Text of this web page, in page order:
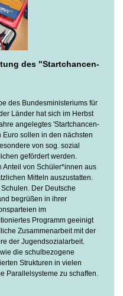
des "Startchancen-
des Bundesministeriums für
Länder hat sich im Herbst
angelegtes 'Startchancen-
Euro sollen in den nächsten
von sog. sozial
gefördert werden.
Anteil von Schüler*innen aus
Mitteln auszustatten.
Der Deutsche
begrüßen in ihrer
im
Programm geeinigt
Zusammenarbeit mit der
der Jugendsozialarbeit.
die schulbezogene
Strukturen in vielen
Parallelsysteme zu schaffen.